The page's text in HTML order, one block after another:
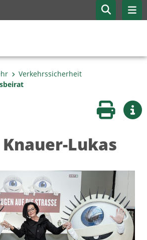
Verkehrssicherheit
Seite
Lukas